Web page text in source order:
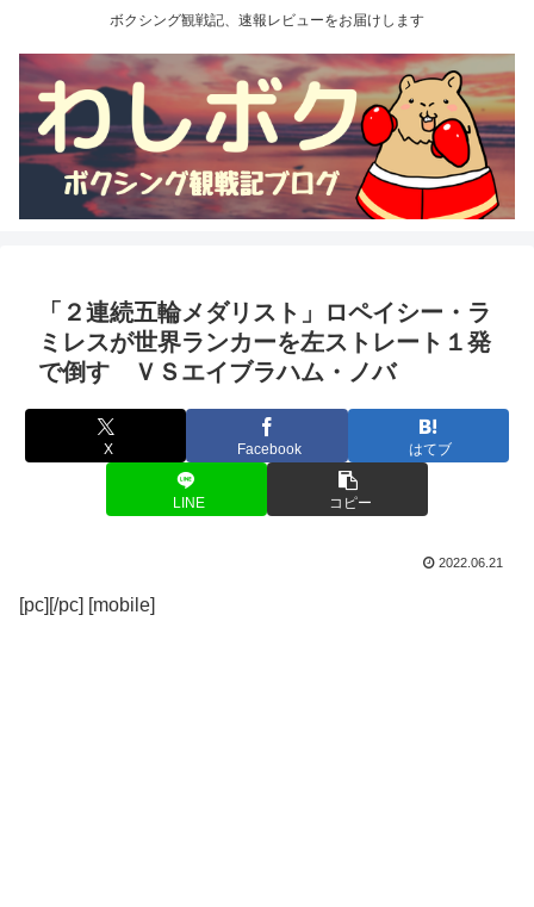
ボクシング観戦記、速報レビューをお届けします
「２連続五輪メダリスト」ロペイシー・ラ
ミレスが世界ランカーを左ストレート１発
で倒す ＶＳエイブラハム・ノバ
X Facebook はてブ
LINE コピー
2022.06.21
[pc][/pc] [mobile]